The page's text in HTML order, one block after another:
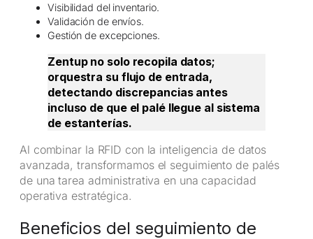
Visibilidad del inventario.
Validación de envíos.
Gestión de excepciones.
Zentup no solo recopila datos;
orquestra su flujo de entrada,
detectando discrepancias antes
incluso de que el palé llegue al sistema
de estanterías.
Al combinar la RFID con la inteligencia de datos
avanzada, transformamos el seguimiento de palés
de una tarea administrativa en una capacidad
operativa estratégica.
Beneficios del seguimiento de